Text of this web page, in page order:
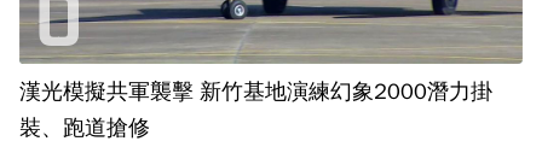
漢光模擬共軍襲擊 新竹基地演練幻象2000潛力掛
裝、跑道搶修